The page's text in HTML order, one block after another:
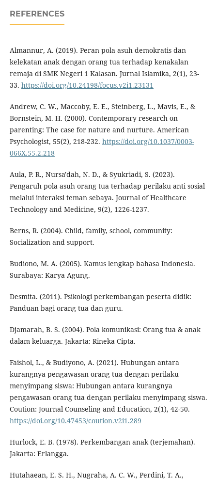
REFERENCES
Almannur, A. (2019). Peran pola asuh demokratis dan
kelekatan anak dengan orang tua terhadap kenakalan
remaja di SMK Negeri 1 Kalasan. Jurnal Islamika, 2(1), 23-
33. https://doi.org/10.24198/focus.v2i1.23131
Andrew, C. W., Maccoby, E. E., Steinberg, L., Mavis, E., &
Bornstein, M. H. (2000). Contemporary research on
parenting: The case for nature and nurture. American
Psychologist, 55(2), 218-232. https://doi.org/10.1037/0003-
066X.55.2.218
Aula, P. R., Nursa'dah, N. D., & Syukriadi, S. (2023).
Pengaruh pola asuh orang tua terhadap perilaku anti sosial
melalui interaksi teman sebaya. Journal of Healthcare
Technology and Medicine, 9(2), 1226-1237.
Berns, R. (2004). Child, family, school, community:
Socialization and support.
Budiono, M. A. (2005). Kamus lengkap bahasa Indonesia.
Surabaya: Karya Agung.
Desmita. (2011). Psikologi perkembangan peserta didik:
Panduan bagi orang tua dan guru.
Djamarah, B. S. (2004). Pola komunikasi: Orang tua & anak
dalam keluarga. Jakarta: Rineka Cipta.
Faishol, L., & Budiyono, A. (2021). Hubungan antara
kurangnya pengawasan orang tua dengan perilaku
menyimpang siswa: Hubungan antara kurangnya
pengawasan orang tua dengan perilaku menyimpang siswa.
Coution: Journal Counseling and Education, 2(1), 42-50.
https://doi.org/10.47453/coution.v2i1.289
Hurlock, E. B. (1978). Perkembangan anak (terjemahan).
Jakarta: Erlangga.
Hutahaean, E. S. H., Nugraha, A. C. W., Perdini, T. A.,